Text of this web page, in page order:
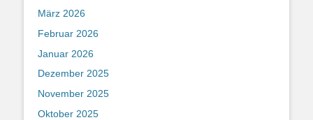
März 2026
Februar 2026
Januar 2026
Dezember 2025
November 2025
Oktober 2025